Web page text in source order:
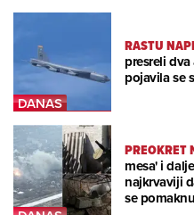
RASTU
presreli
pojavila se
PREOKRET
mesa' i
najkrvaviji
se